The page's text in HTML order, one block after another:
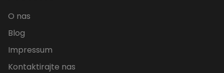
O nas
Blog
Impressum
Kontaktirajte nas